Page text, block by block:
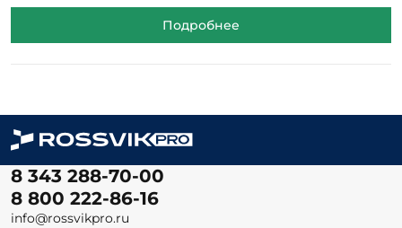
Подробнее
8 343 288-70-00
8 800 222-86-16
info@rossvikpro.ru